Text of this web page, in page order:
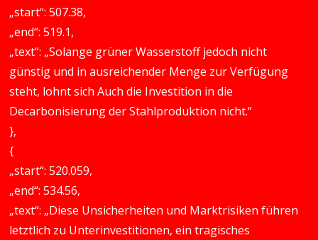
„start“: 507.38,
„end“: 519.1,
„text“: „Solange grüner Wasserstoff jedoch nicht
günstig und in ausreichender Menge zur Verfügung
steht, lohnt sich Auch die Investition in die
Decarbonisierung der Stahlproduktion nicht.“
},
{
„start“: 520.059,
„end“: 534.56,
„text“: „Diese Unsicherheiten und Marktrisiken führen
letztlich zu Unterinvestitionen, ein tragisches